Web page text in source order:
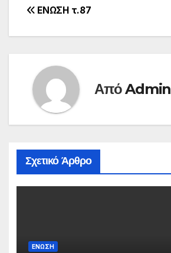
Πλοήγηση
άρθρων
ΕΝΩΣΗ τ.87
ΑπόAdmin
Σχετικό Άρθρο
ΕΝΩΣΗ